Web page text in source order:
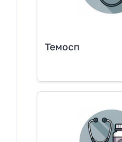
Темосп